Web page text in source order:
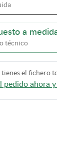
a
técnico
tienes el fichero
pedido ahora